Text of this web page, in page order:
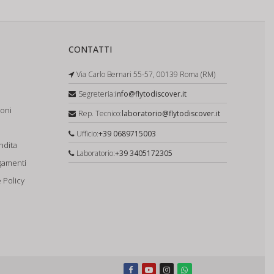
Policy
CONTATTI
Via Carlo Bernari 55-57, 00139 Roma (RM)
Segreteria:info@flytodiscover.it
Rep. Tecnico:laboratorio@flytodiscover.it
Ufficio:+39 0689715003
Laboratorio:+39 3405172305